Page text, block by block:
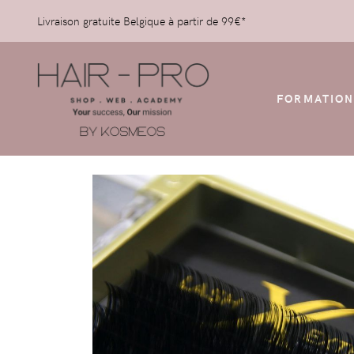
Livraison gratuite Belgique à partir de 99€*